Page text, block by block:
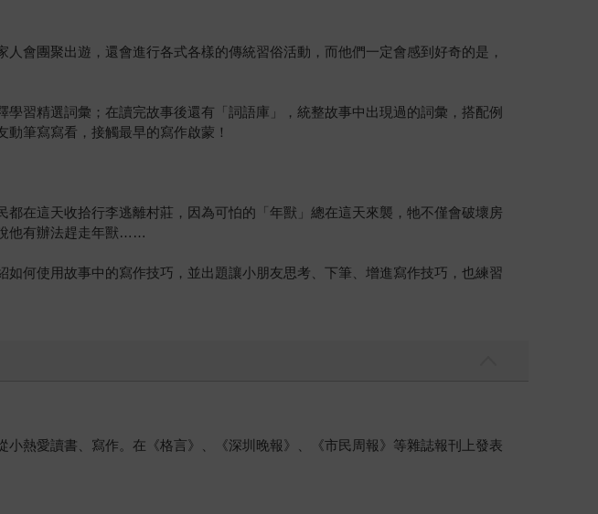
會團聚出遊，還會進行各式各樣的傳統習俗活動，而他們一定會感到好奇的是，
習精選詞彙；在讀完故事後還有「詞語庫」，統整故事中出現過的詞彙，搭配例
筆寫寫看，接觸最早的寫作啟蒙！
在這天收拾行李逃離村莊，因為可怕的「年獸」總在這天來襲，牠不僅會破壞房
他有辦法趕走年獸……
何使用故事中的寫作技巧，並出題讓小朋友思考、下筆、增進寫作技巧，也練習
熱愛讀書、寫作。在《格言》、《深圳晚報》、《市民周報》等雜誌報刊上發表